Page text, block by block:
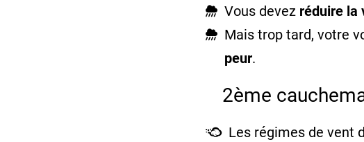
Vous devez réduire la
Mais trop tard, votre
peur.
2ème
Les régimes de vent